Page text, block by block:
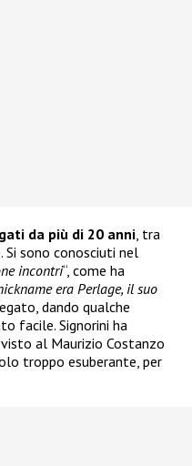
da più di 20 anni , tra
sono conosciuti nel
incontri“, come ha
era Perlage, il suo
dando qualche
facile. Signorini ha
al Maurizio Costanzo
troppo esuberante, per